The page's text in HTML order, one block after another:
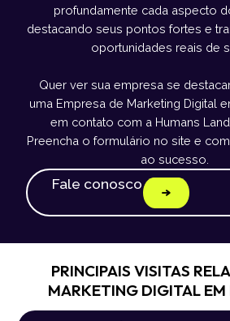
profundamente cada aspecto
destacando seus pontos fortes e
oportunidades reais de
Quer ver sua empresa se
uma Empresa de Marketing Digital
em contato com a Humans
Preencha o formulário no site e
ao sucesso.
Fale conosco
PRINCIPAIS VISITAS
MARKETING DIGITAL EM